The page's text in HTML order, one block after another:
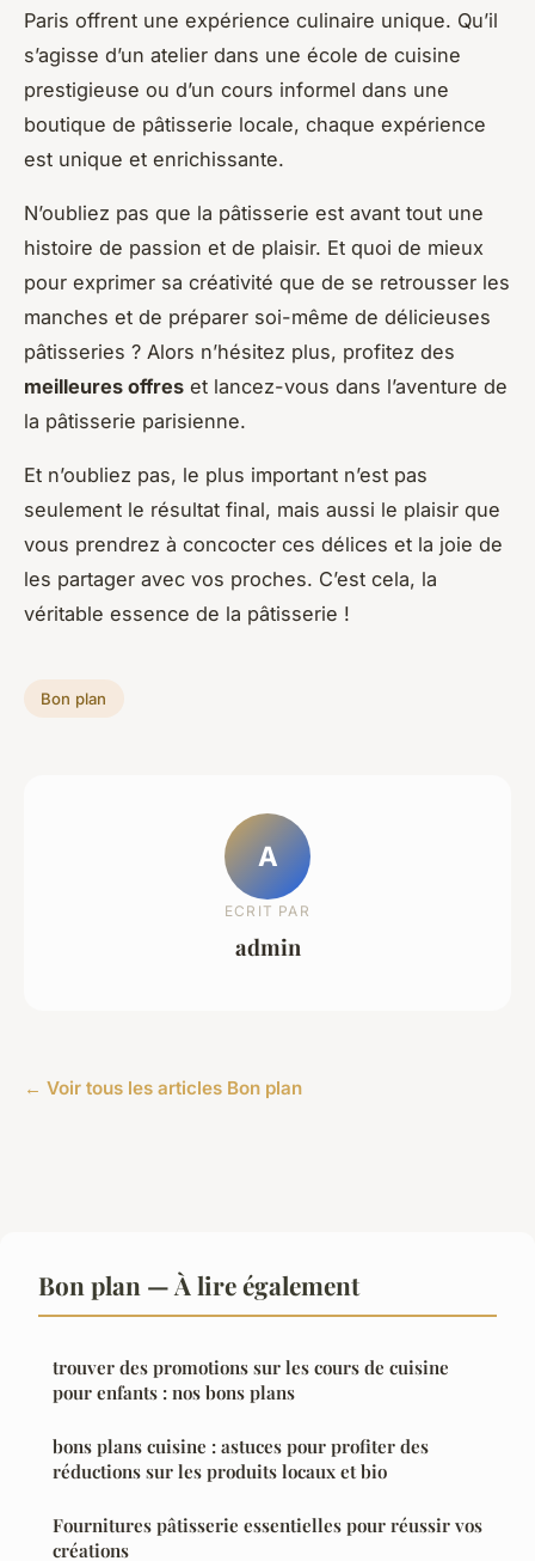
Paris offrent une expérience culinaire unique. Qu’il
s’agisse d’un atelier dans une école de cuisine
prestigieuse ou d’un cours informel dans une
boutique de pâtisserie locale, chaque expérience
est unique et enrichissante.
N’oubliez pas que la pâtisserie est avant tout une
histoire de passion et de plaisir. Et quoi de mieux
pour exprimer sa créativité que de se retrousser les
manches et de préparer soi-même de délicieuses
pâtisseries ? Alors n’hésitez plus, profitez des
meilleures offres et lancez-vous dans l’aventure de
la pâtisserie parisienne.
Et n’oubliez pas, le plus important n’est pas
seulement le résultat final, mais aussi le plaisir que
vous prendrez à concocter ces délices et la joie de
les partager avec vos proches. C’est cela, la
véritable essence de la pâtisserie !
Bon plan
A
ECRIT PAR
admin
← Voir tous les articles Bon plan
Bon plan — À lire également
trouver des promotions sur les cours de cuisine
pour enfants : nos bons plans
bons plans cuisine : astuces pour profiter des
réductions sur les produits locaux et bio
Fournitures pâtisserie essentielles pour réussir vos
créations